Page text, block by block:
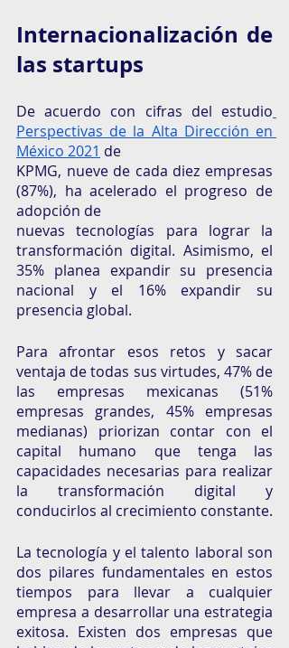
Internacionalización de
las startups
De acuerdo con cifras del estudio
Perspectivas de la Alta Dirección en
México 2021 de
KPMG, nueve de cada diez empresas
(87%), ha acelerado el progreso de
adopción de
nuevas tecnologías para lograr la
transformación digital. Asimismo, el
35% planea expandir su presencia
nacional y el 16% expandir su
presencia global.
Para afrontar esos retos y sacar
ventaja de todas sus virtudes, 47% de
las empresas mexicanas (51%
empresas grandes, 45% empresas
medianas) priorizan contar con el
capital humano que tenga las
capacidades necesarias para realizar
la transformación digital y
La tecnología y el talento laboral son
dos pilares fundamentales en estos
tiempos para llevar a cualquier
empresa a desarrollar una estrategia
exitosa. Existen dos empresas que